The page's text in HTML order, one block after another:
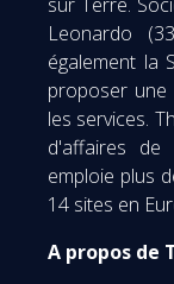
Leonardo
également la
proposer une
les services.
d'affaires de
emploie plus
14 sites en
A propos de